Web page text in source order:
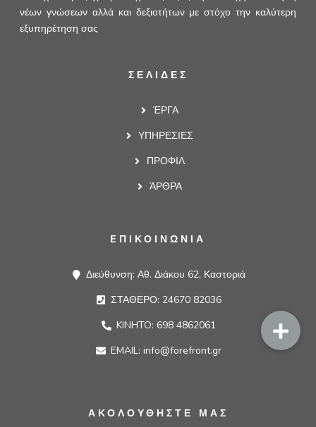
νέων γνώσεων αλλά και δεξιοτήτων με στόχο την καλύτερη
εξυπηρέτηση σας
ΣΕΛΙΔΕΣ
ΈΡΓΑ
ΥΠΗΡΕΣΙΕΣ
ΠΡΟΦΙΛ
ΆΡΘΡΑ
EΠΙΚΟΙΝΩΝΙΑ
Διεύθυνση: Αθ. Διάκου 62, Καστοριά
ΣΤΑΘΕΡΟ: 24670 82036
KINHTO: 698 4862061
EMAIL: info@forefront.gr
ΑΚΟΛΟΥΘΗΣΤΕ ΜΑΣ